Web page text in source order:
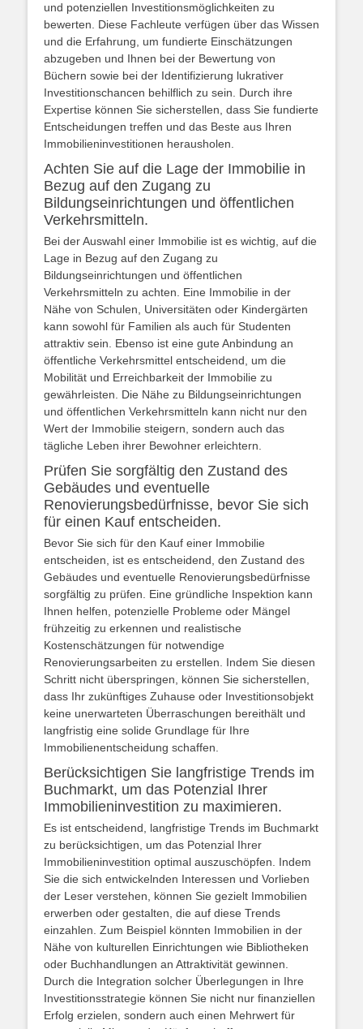
und potenziellen Investitionsmöglichkeiten zu
bewerten. Diese Fachleute verfügen über das Wissen
und die Erfahrung, um fundierte Einschätzungen
abzugeben und Ihnen bei der Bewertung von
Büchern sowie bei der Identifizierung lukrativer
Investitionschancen behilflich zu sein. Durch ihre
Expertise können Sie sicherstellen, dass Sie fundierte
Entscheidungen treffen und das Beste aus Ihren
Immobilieninvestitionen herausholen.
Achten Sie auf die Lage der Immobilie in
Bezug auf den Zugang zu
Bildungseinrichtungen und öffentlichen
Verkehrsmitteln.
Bei der Auswahl einer Immobilie ist es wichtig, auf die
Lage in Bezug auf den Zugang zu
Bildungseinrichtungen und öffentlichen
Verkehrsmitteln zu achten. Eine Immobilie in der
Nähe von Schulen, Universitäten oder Kindergärten
kann sowohl für Familien als auch für Studenten
attraktiv sein. Ebenso ist eine gute Anbindung an
öffentliche Verkehrsmittel entscheidend, um die
Mobilität und Erreichbarkeit der Immobilie zu
gewährleisten. Die Nähe zu Bildungseinrichtungen
und öffentlichen Verkehrsmitteln kann nicht nur den
Wert der Immobilie steigern, sondern auch das
tägliche Leben ihrer Bewohner erleichtern.
Prüfen Sie sorgfältig den Zustand des
Gebäudes und eventuelle
Renovierungsbedürfnisse, bevor Sie sich
für einen Kauf entscheiden.
Bevor Sie sich für den Kauf einer Immobilie
entscheiden, ist es entscheidend, den Zustand des
Gebäudes und eventuelle Renovierungsbedürfnisse
sorgfältig zu prüfen. Eine gründliche Inspektion kann
Ihnen helfen, potenzielle Probleme oder Mängel
frühzeitig zu erkennen und realistische
Kostenschätzungen für notwendige
Renovierungsarbeiten zu erstellen. Indem Sie diesen
Schritt nicht überspringen, können Sie sicherstellen,
dass Ihr zukünftiges Zuhause oder Investitionsobjekt
keine unerwarteten Überraschungen bereithält und
langfristig eine solide Grundlage für Ihre
Immobilienentscheidung schaffen.
Berücksichtigen Sie langfristige Trends im
Buchmarkt, um das Potenzial Ihrer
Immobilieninvestition zu maximieren.
Es ist entscheidend, langfristige Trends im Buchmarkt
zu berücksichtigen, um das Potenzial Ihrer
Immobilieninvestition optimal auszuschöpfen. Indem
Sie die sich entwickelnden Interessen und Vorlieben
der Leser verstehen, können Sie gezielt Immobilien
erwerben oder gestalten, die auf diese Trends
einzahlen. Zum Beispiel könnten Immobilien in der
Nähe von kulturellen Einrichtungen wie Bibliotheken
oder Buchhandlungen an Attraktivität gewinnen.
Durch die Integration solcher Überlegungen in Ihre
Investitionsstrategie können Sie nicht nur finanziellen
Erfolg erzielen, sondern auch einen Mehrwert für